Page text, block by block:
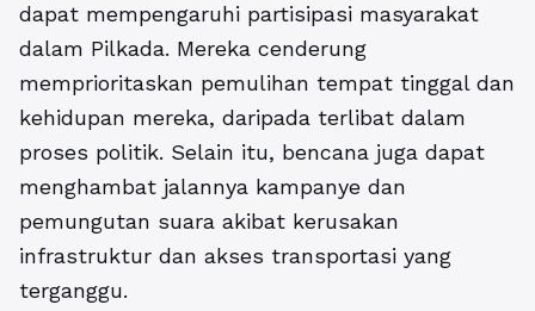
dapat mempengaruhi partisipasi masyarakat
dalam Pilkada. Mereka cenderung
memprioritaskan pemulihan tempat tinggal dan
kehidupan mereka, daripada terlibat dalam
proses politik. Selain itu, bencana juga dapat
menghambat jalannya kampanye dan
pemungutan suara akibat kerusakan
infrastruktur dan akses transportasi yang
terganggu.